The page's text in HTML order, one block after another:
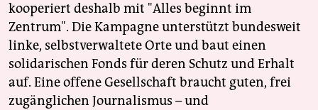
kooperiert deshalb mit "Alles beginnt im
Zentrum". Die Kampagne unterstützt bundesweit
linke, selbstverwaltete Orte und baut einen
solidarischen Fonds für deren Schutz und Erhalt
auf. Eine offene Gesellschaft braucht guten, frei
zugänglichen Journalismus – und